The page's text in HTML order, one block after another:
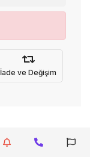
İade ve Değişim